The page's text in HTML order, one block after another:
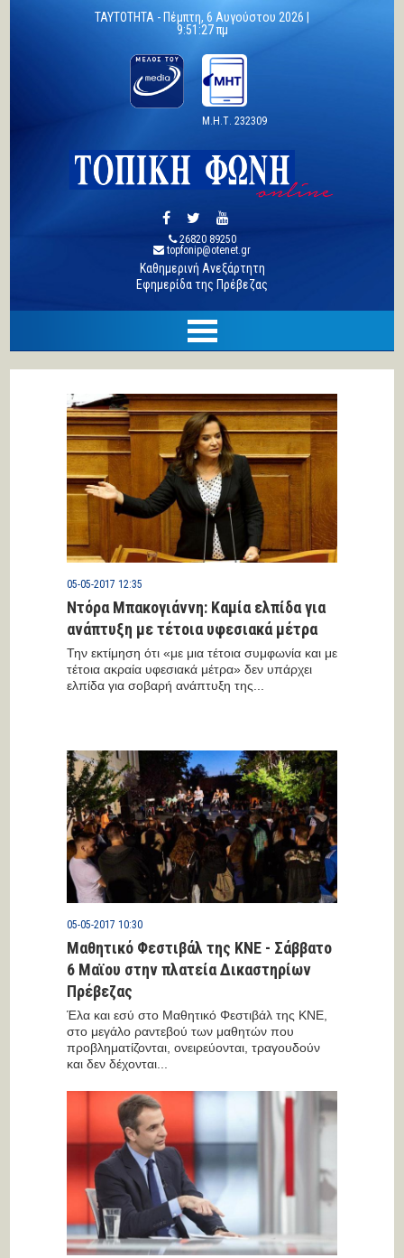
TAYTOTHTA - Πέμπτη, 6 Αυγούστου 2026 |
9:51:28 πμ
Μ.Η.Τ. 232309
26820 89250
topfonip@otenet.gr
Καθημερινή Ανεξάρτητη
Εφημερίδα της Πρέβεζας
05-05-2017 12:35
Nτόρα Μπακογιάννη: Καμία ελπίδα για
ανάπτυξη με τέτοια υφεσιακά μέτρα
Την εκτίμηση ότι «με μια τέτοια συμφωνία και με
τέτοια ακραία υφεσιακά μέτρα» δεν υπάρχει
ελπίδα για σοβαρή ανάπτυξη της...
05-05-2017 10:30
Μαθητικό Φεστιβάλ της ΚΝΕ - Σάββατο
6 Μαϊου στην πλατεία Δικαστηρίων
Πρέβεζας
Έλα και εσύ στο Μαθητικό Φεστιβάλ της ΚΝΕ,
στο μεγάλο ραντεβού των μαθητών που
προβληματίζονται, ονειρεύονται, τραγουδούν
και δεν δέχονται...